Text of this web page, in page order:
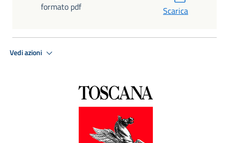
formato pdf
Scarica
Vedi azioni